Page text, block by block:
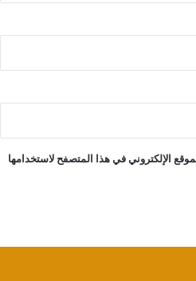
الإلكتروني في هذا المتصفح لاستخدامها